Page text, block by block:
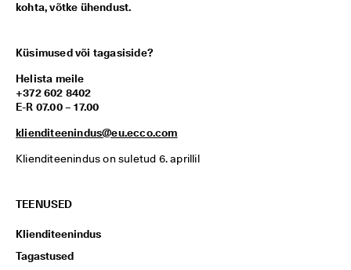
kohta, võtke ühendust.
Küsimused või tagasiside?
Helista meile
+372 602 8402
E-R 07.00 – 17.00
klienditeenindus@eu.ecco.com
Klienditeenindus on suletud 6. aprillil
TEENUSED
Klienditeenindus
Tagastused